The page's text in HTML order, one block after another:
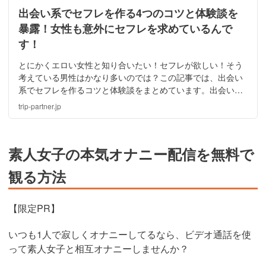
出会い系でセフレを作る4つのコツと体験談を
暴露！女性も意外にセフレを求めているんで
す！
とにかくエロい女性と知り合いたい！セフレが欲しい！そう
考えている男性はかなり多いのでは？この記事では、出会い
系でセフレを作るコツと体験談をまとめています。出会い系
を使ってセフレを作りたいと考えている人は、ぜひ読んでみ
てください。
trip-partner.jp
素人女子の本気オナニー配信を無料で
観る方法
【限定PR】
いつも1人で寂しくオナニーしてるなら、ビデオ通話を使
って素人女子と相互オナニーしませんか？